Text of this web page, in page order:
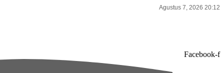
Agustus 7, 2026 20:12
Facebook-f